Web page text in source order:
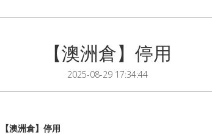
【澳洲倉】停用
2025-08-29 17:34:44
【澳洲倉】停用